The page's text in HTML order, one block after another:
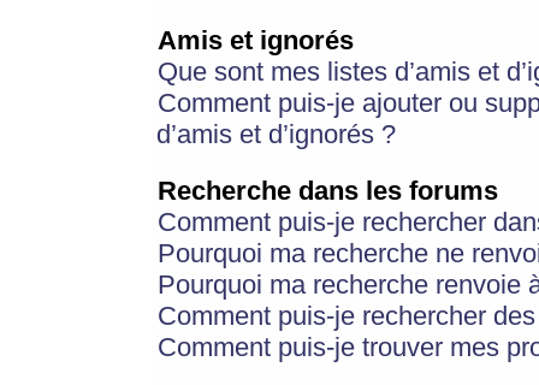
Amis et ignorés
Que sont mes listes d’amis et
Comment puis-je ajouter ou
d’amis et d’ignorés ?
Recherche dans les forums
Comment puis-je rechercher
Pourquoi ma recherche ne
Pourquoi ma recherche renvoie
Comment puis-je rechercher
Comment puis-je trouver mes